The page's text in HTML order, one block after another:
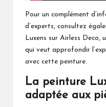
Pour un complément
d’experts, consultez
Luxens sur Airless Deco,
qui veut approfondir
avec cette peinture.
La peinture
adaptée aux